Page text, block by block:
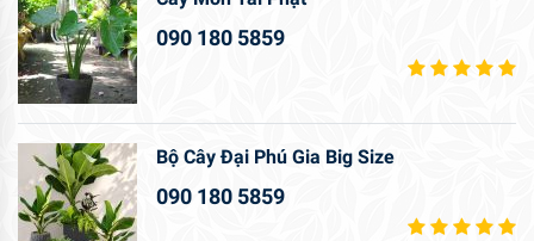
090 180 5859
Bộ Cây Đại Phú Gia Big Size
090 180 5859